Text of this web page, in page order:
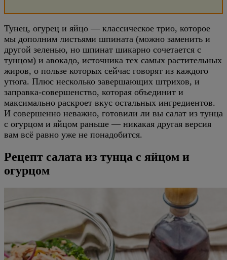
Тунец, огурец и яйцо — классическое трио, которое
мы дополним листьями шпината (можно заменить и
другой зеленью, но шпинат шикарно сочетается с
тунцом) и авокадо, источника тех самых растительных
жиров, о пользе которых сейчас говорят из каждого
утюга. Плюс несколько завершающих штрихов, и
заправка-совершенство, которая объединит и
максимально раскроет вкус остальных ингредиентов.
И совершенно неважно, готовили ли вы салат из тунца
с огурцом и яйцом раньше — никакая другая версия
вам всё равно уже не понадобится.
Рецепт салата из тунца с яйцом и
огурцом